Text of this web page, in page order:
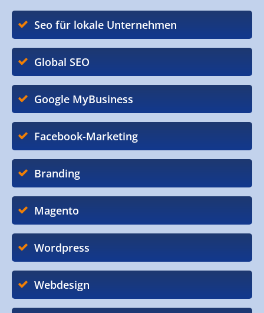
Seo für lokale Unternehmen
Global SEO
Google MyBusiness
Facebook-Marketing
Branding
Magento
Wordpress
Webdesign